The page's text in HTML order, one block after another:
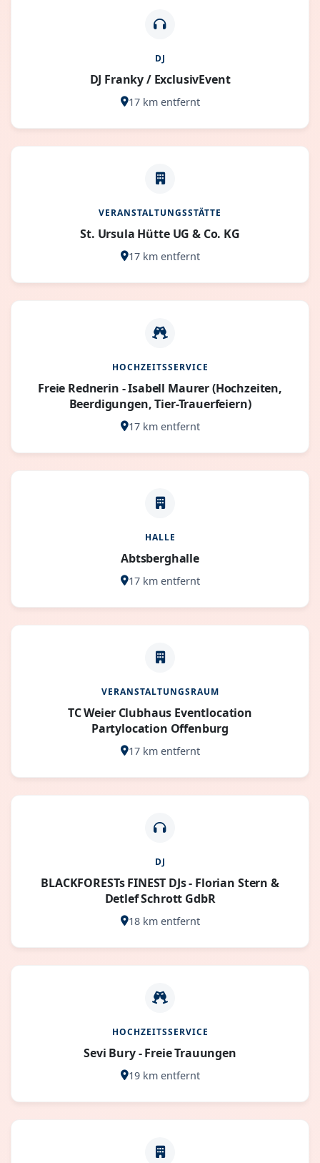
DJ
DJ Franky / ExclusivEvent
17 km entfernt
VERANSTALTUNGSSTÄTTE
St. Ursula Hütte UG & Co. KG
17 km entfernt
HOCHZEITSSERVICE
Freie Rednerin - Isabell Maurer (Hochzeiten,
Beerdigungen, Tier-Trauerfeiern)
17 km entfernt
HALLE
Abtsberghalle
17 km entfernt
VERANSTALTUNGSRAUM
TC Weier Clubhaus Eventlocation
Partylocation Offenburg
17 km entfernt
DJ
BLACKFORESTs FINEST DJs - Florian Stern &
Detlef Schrott GdbR
18 km entfernt
HOCHZEITSSERVICE
Sevi Bury - Freie Trauungen
19 km entfernt